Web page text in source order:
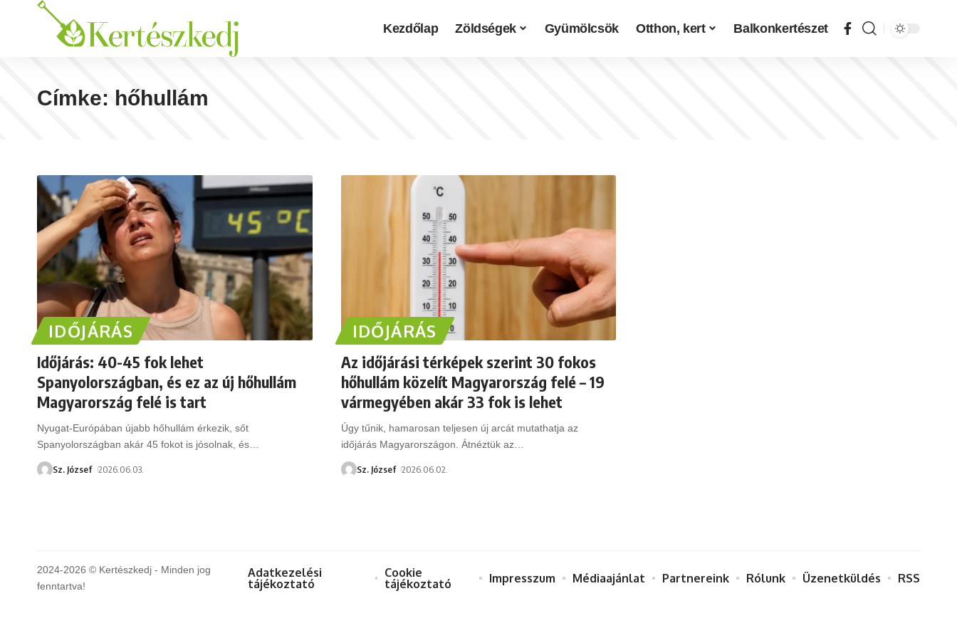
Kezdőlap Zöldségek Gyümölcsök Otthon, kert Balkonkertészet
Címke: hőhullám
IDŐJÁRÁS
Időjárás: 40-45 fok lehet
Spanyolországban, és ez az új hőhullám
Magyarország felé is tart
Nyugat-Európában újabb hőhullám érkezik, sőt
Spanyolországban akár 45 fokot is jósolnak, és
Sz. József 2026.06.03.
IDŐJÁRÁS
Az időjárási térképek szerint 30 fokos
hőhullám közelít Magyarország felé – 19
vármegyében akár 33 fok is lehet
Úgy tűnik, hamarosan teljesen új arcát mutathatja az
időjárás Magyarországon. Átnéztük az…
Sz. József 2026.06.02.
2024-2026 © Kertészkedj - Minden jog
fenntartva!
Adatkezelési
tájékoztató
Cookie
tájékoztató
Impresszum Médiaajánlat Partnereink Rólunk Üzenetküldés RSS